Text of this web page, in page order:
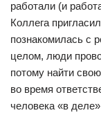
работали (и
Коллега
познакомилась с
целом, люди
потому найти
во время
человека «в